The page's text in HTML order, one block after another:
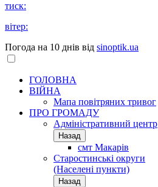
тиск:
вітер:
Погода на 10 днів від sinoptik.ua
ГОЛОВНА
ВІЙНА
Мапа повітряних тривог
ПРО ГРОМАДУ
Aдміністративний центр
Назад
смт Макарів
Старостинські округи
(Населені пункти)
Назад